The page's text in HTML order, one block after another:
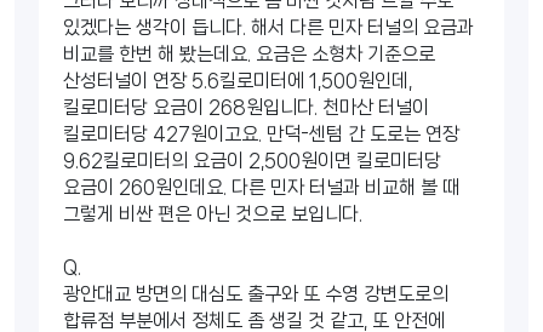
있겠다는 생각이 듭니다. 해서 다른 민자 터널의 요금과
비교를 한번 해 봤는데요. 요금은 소형차 기준으로
산성터널이 연장 5.6킬로미터에 1,500원인데,
킬로미터당 요금이 268원입니다. 천마산 터널이
킬로미터당 427원이고요. 만덕-센텀 간 도로는 연장
9.62킬로미터의 요금이 2,500원이면 킬로미터당
요금이 260원인데요. 다른 민자 터널과 비교해 볼 때
그렇게 비싼 편은 아닌 것으로 보입니다.
Q.
광안대교 방면의 대심도 출구와 또 수영 강변도로의
합류점 부분에서 정체도 좀 생길 것 같고, 또 안전에